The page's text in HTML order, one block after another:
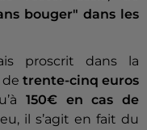
bouger" dans les
proscrit dans la
trente-cinq euros
150€ en cas de
il s’agit en fait du